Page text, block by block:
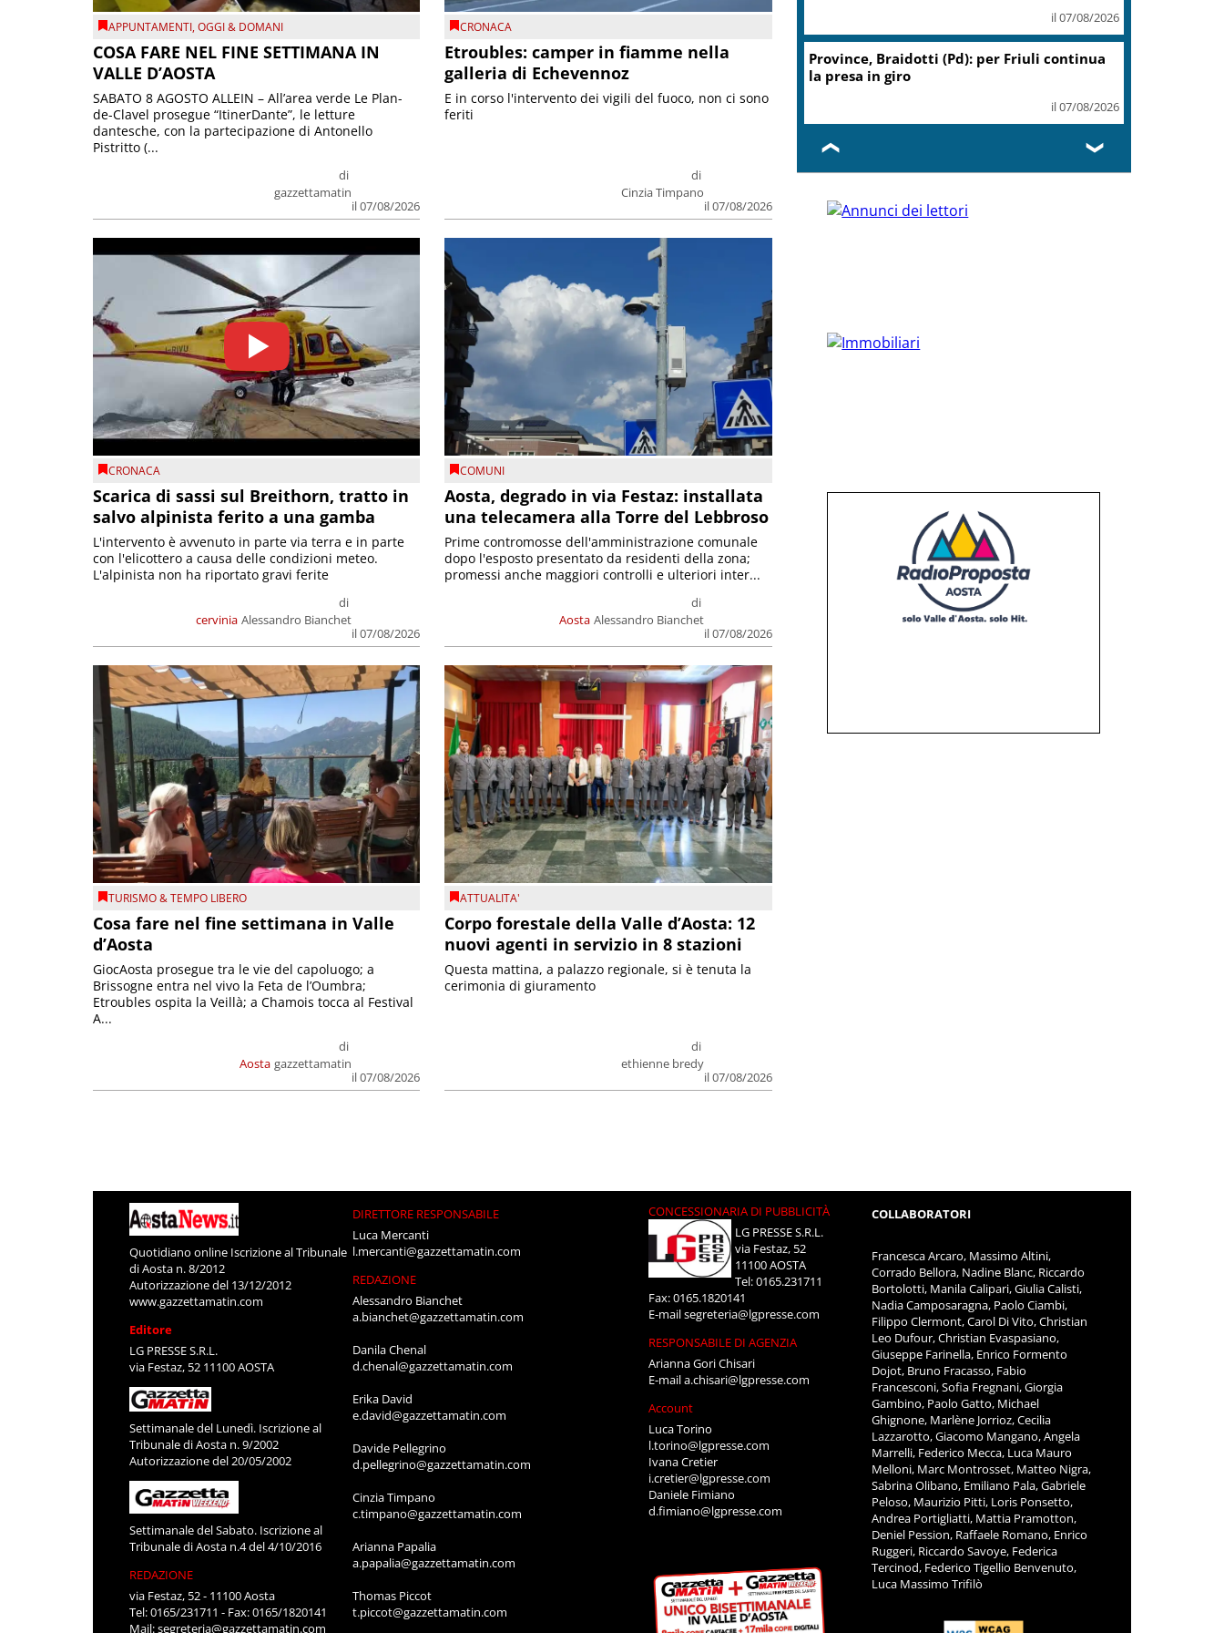
APPUNTAMENTI,OGGI & DOMANI
COSA FARE NEL FINE SETTIMANA IN
VALLE D’AOSTA
di
gazzettamatin
il 07/08/2026
SABATO 8 AGOSTO ALLEIN – All’area verde Le Plan-
de-Clavel prosegue “ItinerDante”, le letture
dantesche, con la partecipazione di Antonello
Pistritto (...
CRONACA
Etroubles: camper in fiamme nella
galleria di Echevennoz
di
Cinzia Timpano
il 07/08/2026
E in corso l'intervento dei vigili del fuoco, non ci sono
feriti
CRONACA
Scarica di sassi sul Breithorn, tratto in
salvo alpinista ferito a una gamba
cervinia
di
Alessandro Bianchet
il 07/08/2026
L'intervento è avvenuto in parte via terra e in parte
con l'elicottero a causa delle condizioni meteo.
L'alpinista non ha riportato gravi ferite
COMUNI
Aosta, degrado in via Festaz: installata
una telecamera alla Torre del Lebbroso
Aosta
di
Alessandro Bianchet
il 07/08/2026
Prime contromosse dell'amministrazione comunale
dopo l'esposto presentato da residenti della zona;
promessi anche maggiori controlli e ulteriori inter...
TURISMO & TEMPO LIBERO
Cosa fare nel fine settimana in Valle
d’Aosta
Aosta
di
gazzettamatin
il 07/08/2026
GiocAosta prosegue tra le vie del capoluogo; a
Brissogne entra nel vivo la Feta de l’Oumbra;
Etroubles ospita la Veillà; a Chamois tocca al Festival
A...
ATTUALITA'
Corpo forestale della Valle d’Aosta: 12
nuovi agenti in servizio in 8 stazioni
di
ethienne bredy
il 07/08/2026
Questa mattina, a palazzo regionale, si è tenuta la
cerimonia di giuramento
il 07/08/2026
Province, Braidotti (Pd): per Friuli continua
la presa in giro
il 07/08/2026
❮ ❯
Quotidiano online Iscrizione al Tribunale
di Aosta n. 8/2012
Autorizzazione del 13/12/2012
www.gazzettamatin.com
Editore
LG PRESSE S.R.L.
via Festaz, 52 11100 AOSTA
Settimanale del Lunedì. Iscrizione al
Tribunale di Aosta n. 9/2002
Autorizzazione del 20/05/2002
Settimanale del Sabato. Iscrizione al
Tribunale di Aosta n.4 del 4/10/2016
REDAZIONE
via Festaz, 52 - 11100 Aosta
Tel: 0165/231711 - Fax: 0165/1820141
Mail:segreteria@gazzettamatin.com
DIRETTORE RESPONSABILE
Luca Mercanti
l.mercanti@gazzettamatin.com
REDAZIONE
Alessandro Bianchet
a.bianchet@gazzettamatin.com
Danila Chenal
d.chenal@gazzettamatin.com
Erika David
e.david@gazzettamatin.com
Davide Pellegrino
d.pellegrino@gazzettamatin.com
Cinzia Timpano
c.timpano@gazzettamatin.com
Arianna Papalia
a.papalia@gazzettamatin.com
Thomas Piccot
t.piccot@gazzettamatin.com
CONCESSIONARIA DI PUBBLICITÀ
LG PRESSE S.R.L.
via Festaz, 52
11100 AOSTA
Tel: 0165.231711
Fax: 0165.1820141
E-mailsegreteria@lgpresse.com
RESPONSABILE DI AGENZIA
Arianna Gori Chisari
E-maila.chisari@lgpresse.com
Account
Luca Torino
l.torino@lgpresse.com
Ivana Cretier
i.cretier@lgpresse.com
Daniele Fimiano
d.fimiano@lgpresse.com
COLLABORATORI
Francesca Arcaro, Massimo Altini,
Corrado Bellora, Nadine Blanc, Riccardo
Bortolotti, Manila Calipari, Giulia Calisti,
Nadia Camposaragna, Paolo Ciambi,
Filippo Clermont, Carol Di Vito, Christian
Leo Dufour, Christian Evaspasiano,
Giuseppe Farinella, Enrico Formento
Dojot, Bruno Fracasso, Fabio
Francesconi, Sofia Fregnani, Giorgia
Gambino, Paolo Gatto, Michael
Ghignone, Marlène Jorrioz, Cecilia
Lazzarotto, Giacomo Mangano, Angela
Marrelli, Federico Mecca, Luca Mauro
Melloni, Marc Montrosset, Matteo Nigra,
Sabrina Olibano, Emiliano Pala, Gabriele
Peloso, Maurizio Pitti, Loris Ponsetto,
Andrea Portigliatti, Mattia Pramotton,
Deniel Pession, Raffaele Romano, Enrico
Ruggeri, Riccardo Savoye, Federica
Tercinod, Federico Tigellio Benvenuto,
Luca Massimo Trifilò